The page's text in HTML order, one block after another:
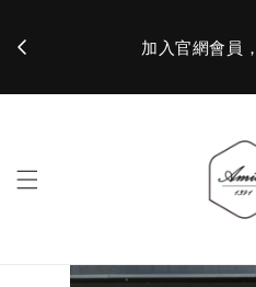
加入官網會員